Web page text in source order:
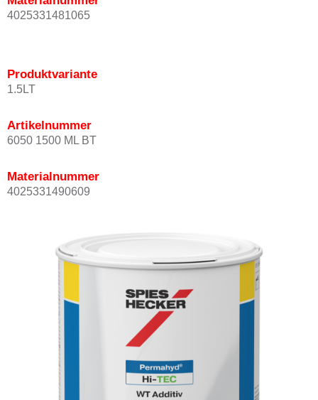
4025331481065
Produktvariante
1.5LT
Artikelnummer
6050 1500 ML BT
Materialnummer
4025331490609